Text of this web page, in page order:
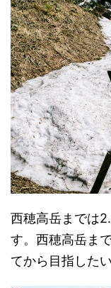
西穂高岳までは
す。西穂高岳ま
てから目指した